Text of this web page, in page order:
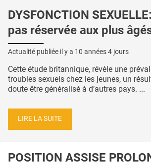
DYSFONCTION
pas réservée aux plus
Actualité publiée il y a 10 années 4 jours
Cette étude britannique, révèle une
troubles sexuels chez les jeunes, un
doute être généralisé à d’autres pays. ...
LIRE LA SUITE
POSITION ASSISE